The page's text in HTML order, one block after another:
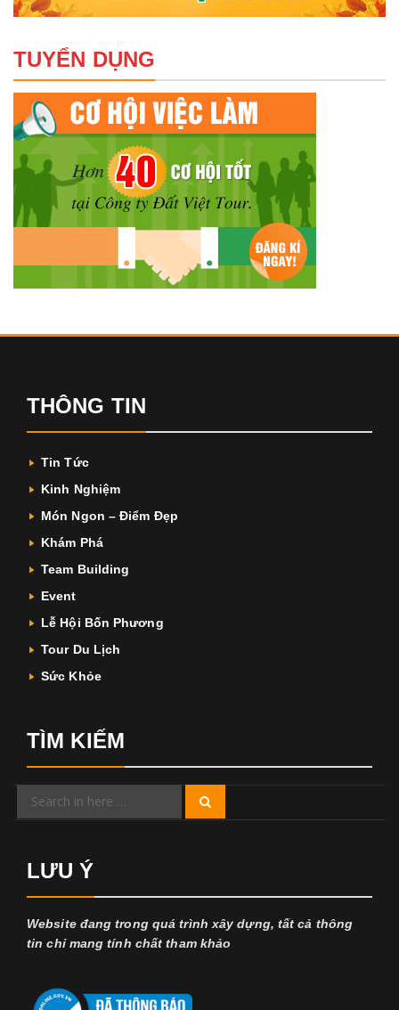
TUYỂN DỤNG
THÔNG TIN
Tin Tức
Kinh Nghiệm
Món Ngon – Điểm Đẹp
Khám Phá
Team Building
Event
Lễ Hội Bốn Phương
Tour Du Lịch
Sức Khỏe
TÌM KIẾM
Search
LƯU Ý
Website đang trong quá trình xây dựng, tất cả thông
tin chỉ mang tính chất tham khảo